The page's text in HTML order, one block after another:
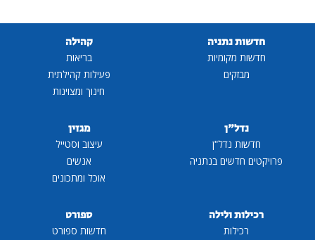
חדשות נתניה
חדשות מקומיות
מבזקים
קהילה
בריאות
פעילות קהילתית
חינוך ומצוינות
נדל"ן
חדשות נדל"ן
פרויקטים חדשים בנתניה
מגזין
עיצוב וסטייל
אנשים
אוכל ומתכונים
רכילות ולילה
רכילות
ספורט
חדשות ספורט